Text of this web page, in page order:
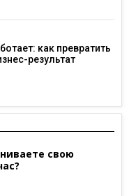
как превратить
результат
свою